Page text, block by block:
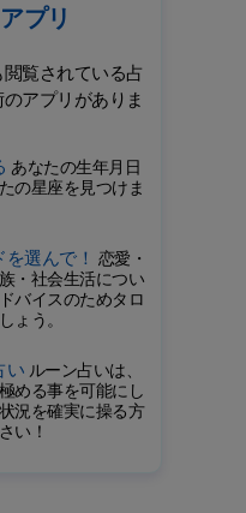
プリ
覧されている占
アプリがありま
あなたの生年月日
の星座を見つけま
選んで！ 恋愛・
・社会生活につい
バイスのためタロ
ょう。
いルーン占いは、
める事を可能にし
況を確実に操る方
い！